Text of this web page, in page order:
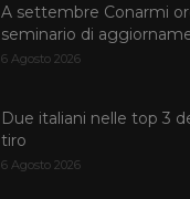
A settembre Conarmi
seminario di
6 Agosto 2026
Due italiani nelle top 3
tiro
6 Agosto 2026